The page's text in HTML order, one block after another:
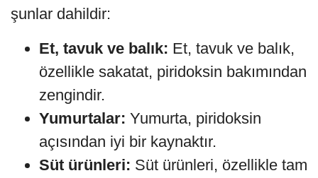
şunlar dahildir:
Et, tavuk ve balık: Et, tavuk ve balık,
özellikle sakatat, piridoksin bakımından
zengindir.
Yumurtalar: Yumurta, piridoksin
açısından iyi bir kaynaktır.
Süt ürünleri: Süt ürünleri, özellikle tam